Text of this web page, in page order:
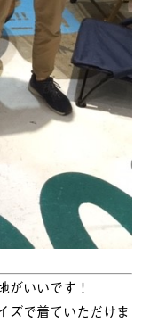
がいいです！
ズで着ていただけま